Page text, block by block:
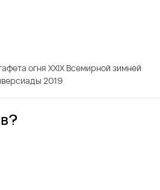
огня XXIX Всемирной зимней
2019